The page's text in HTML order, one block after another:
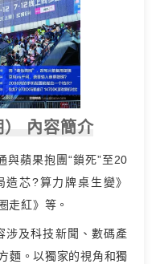
） 內容簡介
與蘋果抱團“鎖死”至20
芯?算力牌桌生變》
走紅》等。
涉及科技新聞、數碼產
麵。以獨家的視角和獨